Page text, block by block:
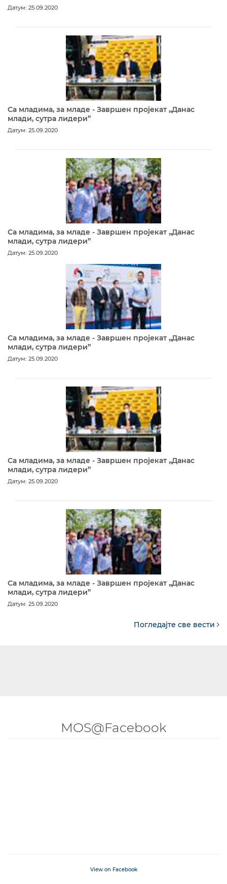
Датум: 25.09.2020
Са младима, за младе - Завршен пројекат „Данас
млади, сутра лидери”
Датум: 25.09.2020
Са младима, за младе - Завршен пројекат „Данас
млади, сутра лидери”
Датум: 25.09.2020
Са младима, за младе - Завршен пројекат „Данас
млади, сутра лидери”
Датум: 25.09.2020
Са младима, за младе - Завршен пројекат „Данас
млади, сутра лидери”
Датум: 25.09.2020
Са младима, за младе - Завршен пројекат „Данас
млади, сутра лидери”
Датум: 25.09.2020
Погледајте све вести
MOS@Facebook
View on Facebook